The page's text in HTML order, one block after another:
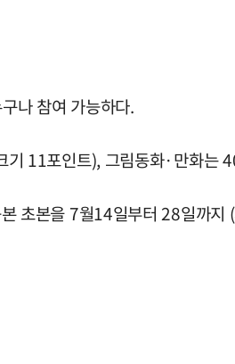
나 참여 가능하다.
11포인트), 그림동화·만화는
초본을 7월14일부터 28일까